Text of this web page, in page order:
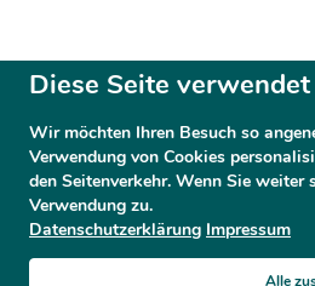
Diese Seite
Wir möchten Ihren Besuch so
Verwendung von Cookies
den Seitenverkehr. Wenn Sie weiter
Verwendung zu.
Datenschutzerklärung Impressum
Alle